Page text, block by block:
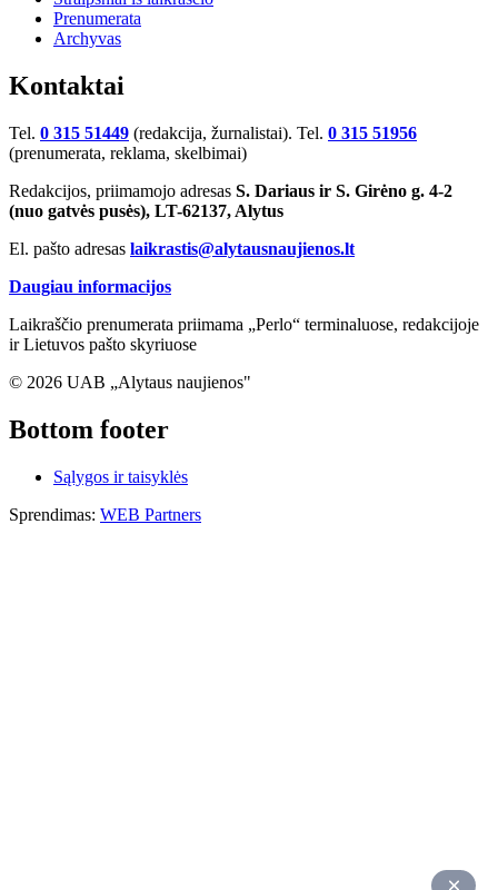
Prenumerata
Archyvas
Kontaktai
Tel. 0 315 51449 (redakcija, žurnalistai). Tel. 0 315 51956
(prenumerata, reklama, skelbimai)
Redakcijos, priimamojo adresas S. Dariaus ir S. Girėno g. 4-2
(nuo gatvės pusės), LT-62137, Alytus
El. pašto adresas laikrastis@alytausnaujienos.lt
Daugiau informacijos
Laikraščio prenumerata priimama „Perlo“ terminaluose, redakcijoje
ir Lietuvos pašto skyriuose
© 2026 UAB „Alytaus naujienos"
Bottom footer
Sąlygos ir taisyklės
Sprendimas: WEB Partners